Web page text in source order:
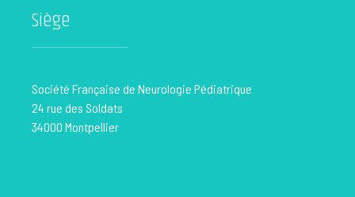
Siège
Société Française de Neurologie Pédiatrique
24 rue des Soldats
34000 Montpellier